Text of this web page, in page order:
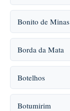
Bonito de Minas
Borda da Mata
Botelhos
Botumirim